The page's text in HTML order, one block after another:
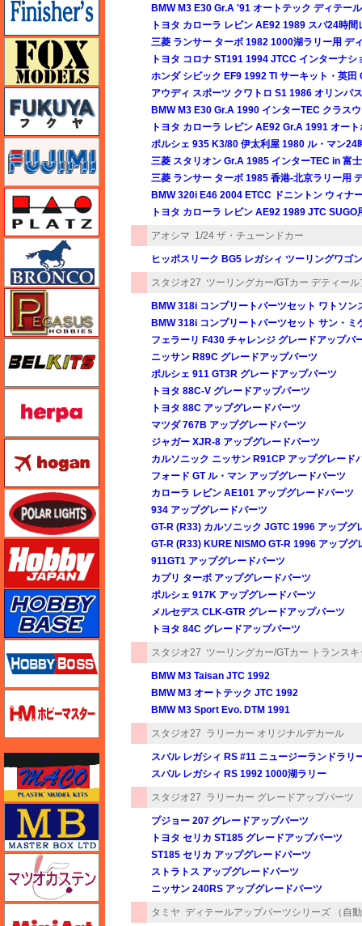
BMW M3 E30 Gr.A '91 オートテック ディテー
トヨタ カローラ レビン AE92 1989 スパ24時
三菱 ランサー ターボ 1982 1000湖ラリー用 デ
トヨタ コロナ ST191 1994 JTCC インターナ
ホンダ シビック EF9 1992 TI サーキット・英
アウディ スポーツ クワトロ S1 1986 オリンパ
BMW M3 E30 Gr.A 1990 インターTEC クラス
トヨタ カローラ レビン AE92 Gr.A 1991 オー
ポルシェ 935 K3/80 伊太利屋 1980 ル・マン24
三菱 スタリオン Gr.A 1985 インターTEC in 富
三菱 ランサー ターボ 1985 香港-北京ラリー用
BMW 320i E46 2004 ETCC ドニントン ウィナ
トヨタ カローラ レビン AE92 1989 JTC
アオシマ 1/24 ザ・チューンドカー
ヒッポスリーク BG5 レガシィ ツーリングワゴ
スタジオ27 ツーリングカー/GTカー デティー
BMW 318i コンプリートパーツセット ワトソン
BMW 318i コンプリートパーツセット サン・ミ
フェラーリ F430 チャレンジ グレードアップパ
ニッサン R89C グレードアップパーツ
ポルシェ 911 GT3R グレードアップパーツ
トヨタ 88C-V グレードアップパーツ
トヨタ 88C アップグレードパーツ
マツダ 767B アップグレードパーツ
ジャガー XJR-8 アップグレードパーツ
カルソニック ニッサン R91CP アップグレード
フォード GT ル・マン アップグレードパーツ
カローラ レビン AE101 アップグレードパーツ
934 アップグレードパーツ
GT-R (R33) カルソニック JGTC 1996 アップグ
GT-R (R33) KURE NISMO GT-R 1996 アップグ
911GT1 アップグレードパーツ
カプリ ターボ アップグレードパーツ
ポルシェ 917K アップグレードパーツ
メルセデス CLK-GTR グレードアップパーツ
トヨタ 84C グレードアップパーツ
スタジオ27 ツーリングカー/GTカー トランスキ
BMW M3 Taisan JTC 1992
BMW M3 オートテック JTC 1992
BMW M3 Sport Evo. DTM 1991
スタジオ27 ラリーカー オリジナルデカール
スバル レガシィ RS #11 ニュージーランドラリ
スバル レガシィ RS 1992 1000湖ラリー
スタジオ27 ラリーカー グレードアップパーツ
プジョー 207 グレードアップパーツ
トヨタ セリカ ST185 グレードアップパーツ
ST185 セリカ アップグレードパーツ
ストラトス アップグレードパーツ
ニッサン 240RS アップグレードパーツ
タミヤ ディテールアップパーツシリーズ （自
フォックスモデル（FOX MODELS）
ブロンコモデル（Bronco Models）
ペガサスホビー
ヘルパ（herpa）
ホーガンウイングス
ポーラライツ
ホビージャパン
ホビーベース
ホビーマスター
マスターボックス
マツオカステン